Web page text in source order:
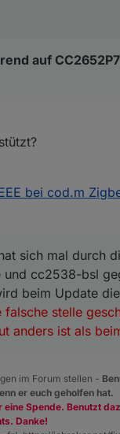
auf
bei cod.m
sich mal durch
und cc2538-bsl
beim Update die
falsche stelle
anders ist als
im Forum stellen -
er euch geholfen hat.
Spende. Benutzt
Danke!